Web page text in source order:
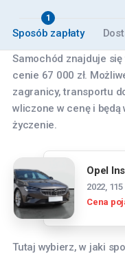
1
Sposób zapłaty
Samochód znajduje się
cenie 67 000 zł.
zagranicy, transportu
wliczone w cenę i
życzenie.
Opel
2022,
Cena
Tutaj wybierz, w jaki